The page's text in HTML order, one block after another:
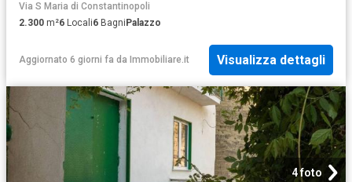
Via S Maria di Constantinopoli
2.300 m²6 Locali6 Bagni Palazzo
Aggiornato 6 giorni fa da Immobiliare.it Visualizza dettagli
4 foto